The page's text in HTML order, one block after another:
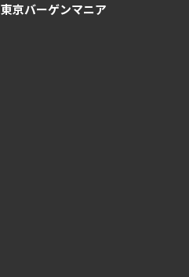
東京バーゲンマニア